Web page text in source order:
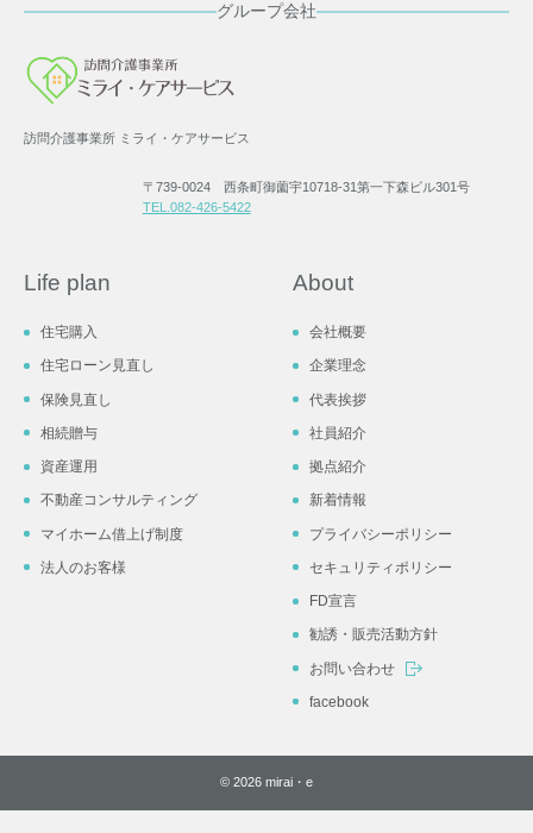
グループ会社
訪問介護事業所 ミライ・ケアサービス
〒739-0024 西条町御薗宇10718-31第一下森ビル301号
TEL.082-426-5422
Life plan
住宅購入
住宅ローン見直し
保険見直し
相続贈与
資産運用
不動産コンサルティング
マイホーム借上げ制度
法人のお客様
About
会社概要
企業理念
代表挨拶
社員紹介
拠点紹介
新着情報
プライバシーポリシー
セキュリティポリシー
FD宣言
勧誘・販売活動方針
お問い合わせ
facebook
© 2026 mirai・e